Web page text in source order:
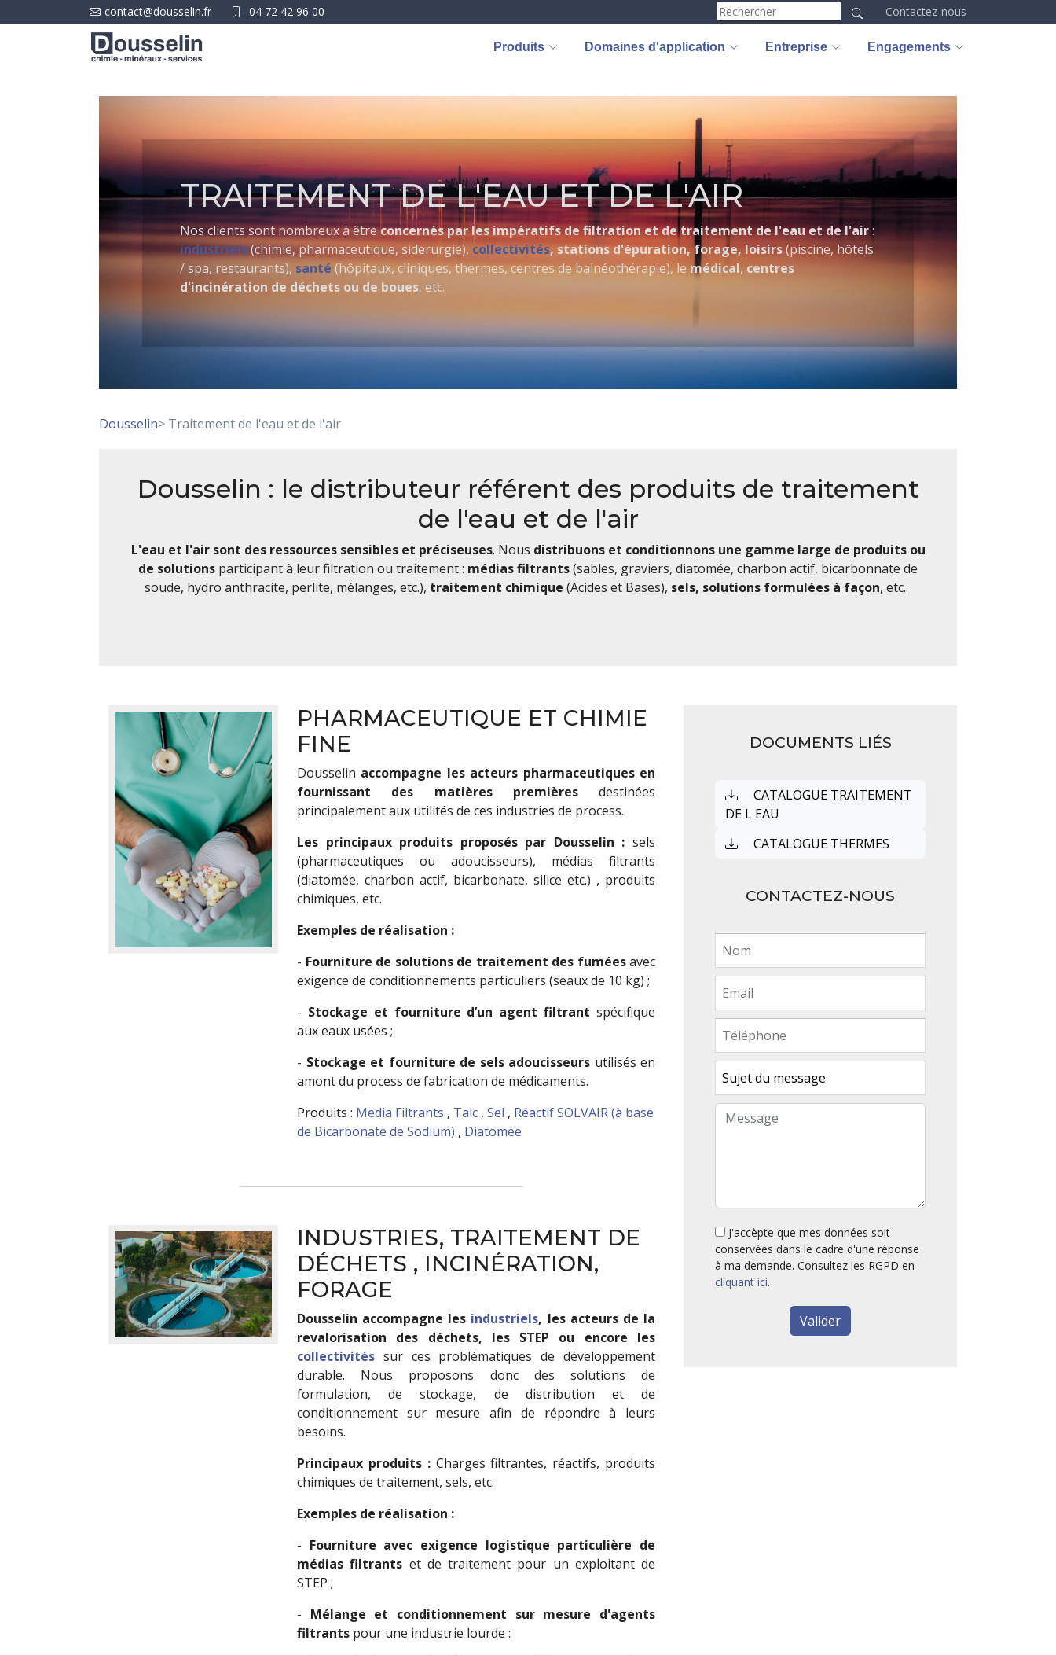
contact@dousselin.fr 04 72 42 96 00 Contactez-nous
Produits Domaines d'application Entreprise Engagements
TRAITEMENT DE L'EAU ET DE L'AIR
Nos clients sont nombreux à êtreconcernés par les impératifs de filtration et de traitement de l'eau et de l'air:
industriels(chimie, pharmaceutique, siderurgie), collectivités, stations d'épuration, forage, loisirs(piscine, hôtels
/ spa, restaurants), santé (hôpitaux, cliniques, thermes, centres de balnéothérapie), lemédical, centres
d'incinération de déchets ou de boues, etc.
Dousselin> Traitement de l'eau et de l'air
Dousselin : le distributeur référent des produits de traitement
de l'eau et de l'air
L'eau et l'air sont des ressources sensibles et préciseuses. Nous distribuons et conditionnons une gamme large de produits ou
de solutions participant à leur filtration ou traitement : médias filtrants(sables, graviers, diatomée, charbon actif, bicarbonnate de
soude, hydro anthracite, perlite, mélanges, etc.), traitement chimique (Acides et Bases), sels, solutions formulées à façon, etc..
PHARMACEUTIQUE ET CHIMIE
FINE
Dousselin accompagne les acteurs pharmaceutiques en
fournissant des matières premièresdestinées
principalement aux utilités de ces industries de process.
Les principaux produits proposés par Dousselin : sels
(pharmaceutiques ou adoucisseurs), médias filtrants
(diatomée, charbon actif, bicarbonate, silice etc.) , produits
chimiques, etc.
Exemples de réalisation :
- Fourniture de solutions de traitement des fuméesavec
exigence de conditionnements particuliers (seaux de 10 kg) ;
- Stockage et fourniture d’un agent filtrant spécifique
aux eaux usées ;
- Stockage et fourniture de sels adoucisseurs utilisés en
amont du process de fabrication de médicaments.
Produits : Media Filtrants , Talc , Sel , Réactif SOLVAIR (à base
de Bicarbonate de Sodium) , Diatomée
INDUSTRIES, TRAITEMENT DE
DÉCHETS , INCINÉRATION,
FORAGE
Dousselin accompagne les industriels, les acteurs de la
revalorisation des déchets, les STEP ou encore les
collectivités sur ces problématiques de développement
durable. Nous proposons donc des solutions de
formulation, de stockage, de distribution et de
conditionnement sur mesure afin de répondre à leurs
besoins.
Principaux produits : Charges filtrantes, réactifs, produits
chimiques de traitement, sels, etc.
Exemples de réalisation :
- Fourniture avec exigence logistique particulière de
médias filtrants et de traitement pour un exploitant de
STEP ;
- Mélange et conditionnement sur mesure d'agents
filtrants pour une industrie lourde :
DOCUMENTS LIÉS
CATALOGUE TRAITEMENT
DE L EAU
CATALOGUE THERMES
CONTACTEZ-NOUS
J'accèpte que mes données soit
conservées dans le cadre d'une réponse
à ma demande. Consultez les RGPD en
cliquant ici.
Valider